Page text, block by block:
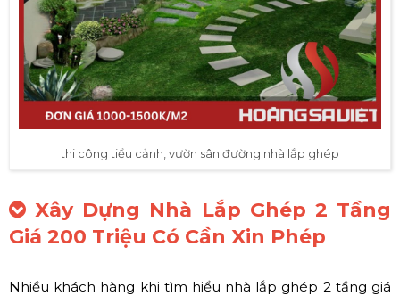
thi công tiểu cảnh, vườn sân đường nhà lắp ghép
Xây Dựng Nhà Lắp Ghép 2 Tầng
Giá 200 Triệu Có Cần Xin Phép
Nhiều khách hàng khi tìm hiểu nhà lắp ghép 2 tầng giá